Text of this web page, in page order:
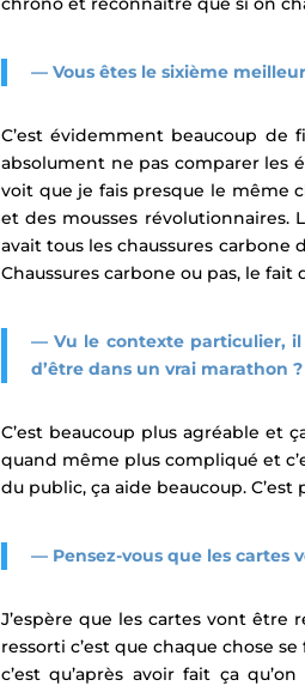
— Vous êtes le sixième
C’est évidemment beaucoup de
absolument ne pas comparer les
voit que je fais presque le même
et des mousses révolutionnaires.
avait tous les chaussures carbone
Chaussures carbone ou pas, le fait
— Vu le contexte particulier, il
d’être dans un vrai marathon ?
C’est beaucoup plus agréable et
quand même plus compliqué et
du public, ça aide beaucoup.
— Pensez-vous que les
J’espère que les cartes vont être
ressorti c’est que chaque chose
c’est qu’après avoir fait ça